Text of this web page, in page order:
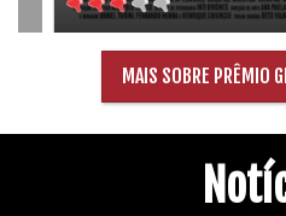
MAIS SOBRE PRÊMIO